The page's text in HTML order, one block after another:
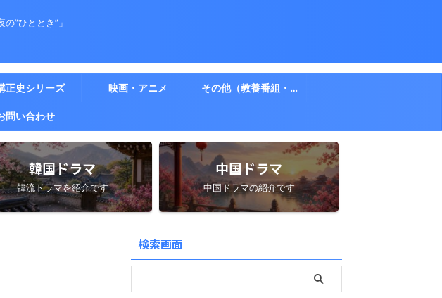
”ひととき”」
正史シリーズ 映画・アニメ その他（教養番組・ドキュメント）
問い合わせ
韓国ドラマ
韓流ドラマを紹介です
中国ドラマ
中国ドラマの紹介です
検索画面